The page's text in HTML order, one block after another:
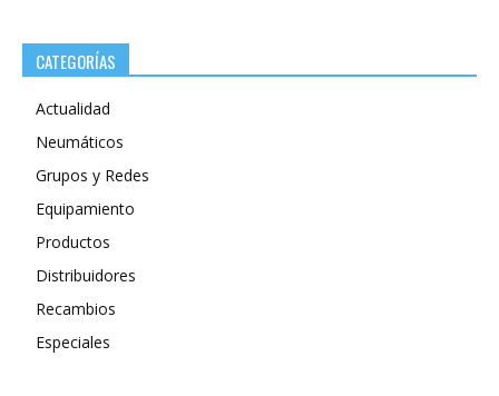
CATEGORÍAS
Actualidad
Neumáticos
Grupos y Redes
Equipamiento
Productos
Distribuidores
Recambios
Especiales